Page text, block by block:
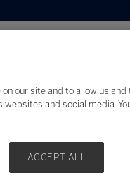
our site and to allow us
and social media. You
ACCEPT ALL